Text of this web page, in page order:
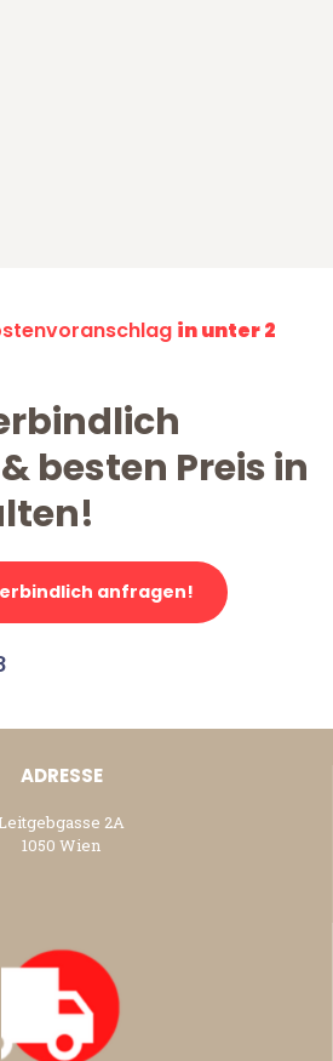
in unter 2
besten Preis in
anfragen!
ADRESSE
Leitgebgasse 2A
1050 Wien